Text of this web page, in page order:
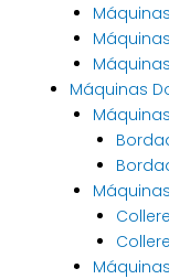
Máquinas